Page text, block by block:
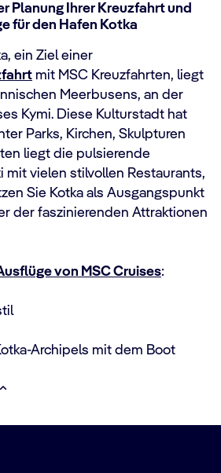
Planung Ihrer Kreuzfahrt und
für den Hafen Kotka
ein Ziel einer
mit MSC Kreuzfahrten, liegt
Meerbusens, an der
Kymi. Diese Kulturstadt hat
Parks, Kirchen, Skulpturen
liegt die pulsierende
mit vielen stilvollen Restaurants,
Sie Kotka als Ausgangspunkt
der faszinierenden Attraktionen
von MSC Cruises:
Archipels mit dem Boot